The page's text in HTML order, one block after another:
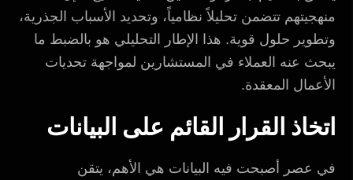
منهجيتهم تتضمن تحليلاً نظامياً، وتحديد الأسباب الجذرية،
وتطوير حلول قوية. هذا الإطار التحليلي هو بالضبط ما
يبحث عنه العملاء في المستشارين لمواجهة تحديات
الأعمال المعقدة.
اتخاذ القرار القائم على البيانات
في عصر أصبحت فيه البيانات هي الأهم، يتقن